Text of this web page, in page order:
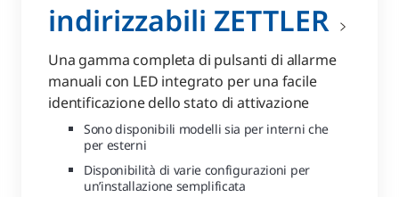
indirizzabili ZETTLER
Una gamma completa di pulsanti di allarme
manuali con LED integrato per una facile
identificazione dello stato di attivazione
Sono disponibili modelli sia per interni che
per esterni
Disponibilità di varie configurazioni per
un’installazione semplificata